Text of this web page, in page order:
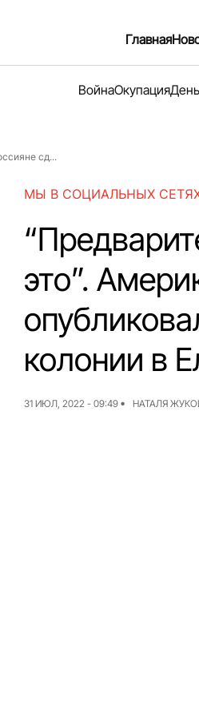
Главная
ВойнаОкупация
сд...
МЫ В СОЦИАЛЬНЫХ
это”.
колонии в
31 ИЮЛ, 2022 - 09:49 НАТАЛЯ